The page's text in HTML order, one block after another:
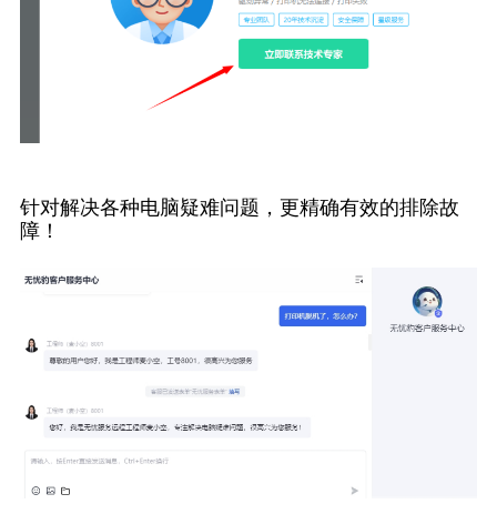
针对解决各种电脑疑难问题，更精确有效的排除故
障！